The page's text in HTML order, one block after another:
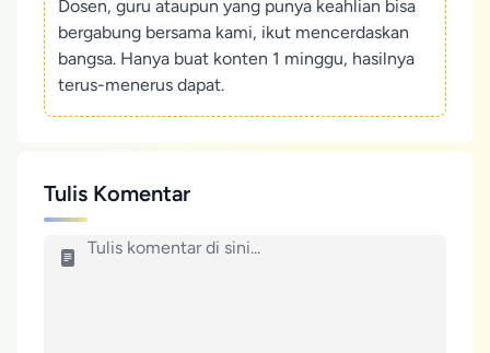
Dosen, guru ataupun yang punya keahlian bisa
bergabung bersama kami, ikut mencerdaskan
bangsa. Hanya buat konten 1 minggu, hasilnya
terus-menerus dapat.
Tulis Komentar